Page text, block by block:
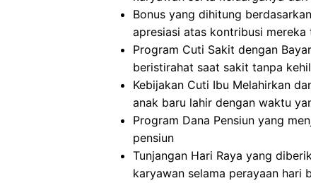
Bonus yang dihitung
apresiasi atas kontribusi mereka
Program Cuti Sakit dengan
beristirahat saat sakit tanpa
Kebijakan Cuti Ibu Melahirkan
anak baru lahir dengan waktu
Program Dana Pensiun yang
pensiun
Tunjangan Hari Raya yang
karyawan selama perayaan hari